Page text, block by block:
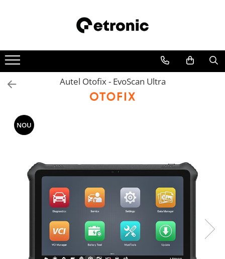
Autel Otofix - EvoScan Ultra
NOU